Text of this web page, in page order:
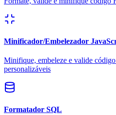
Minificador/Embelezador
Minifique, embeleze e valide
personalizáveis
Formatador SQL